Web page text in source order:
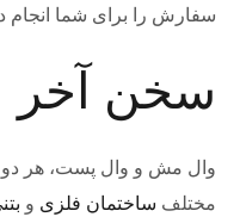
سفارش را برای شما انجام
سخن آخر
وال مش و وال پست، هر
مختلف ساختمان فلزی و